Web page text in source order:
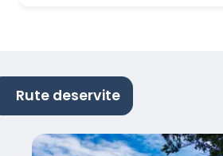
Rute deservite